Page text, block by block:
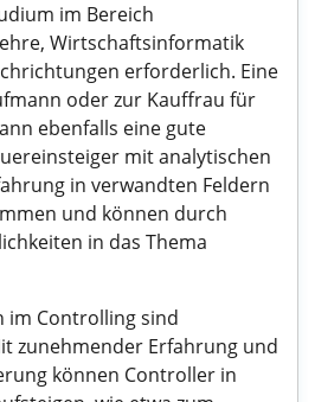
im Bereich
Wirtschaftsinformatik
erforderlich. Eine
oder zur Kauffrau für
ebenfalls eine gute
mit analytischen
in verwandten Feldern
und können durch
in das Thema
im Controlling sind
zunehmender Erfahrung und
können Controller in